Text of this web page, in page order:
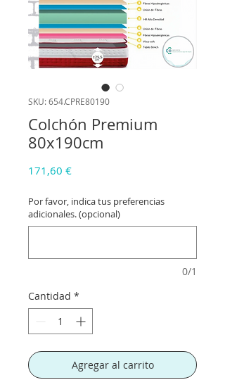
SKU: 654.CPRE80190
Colchón Premium
80x190cm
171,60 €Precio
Por favor, indica tus preferencias
adicionales. (opcional)
0/1
Cantidad *
Agregar al carrito